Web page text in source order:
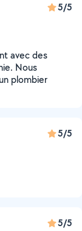
5/5
avec des
Nous
plombier
5/5
5/5